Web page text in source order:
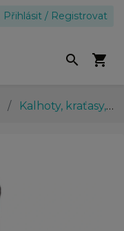
Přihlásit / Registrovat
search shopping_cart
Kalhoty, kraťasy, sukně